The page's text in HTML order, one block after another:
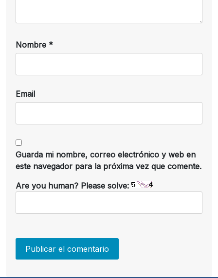
Nombre *
Email
Guarda mi nombre, correo electrónico y web en
este navegador para la próxima vez que comente.
Are you human? Please solve: